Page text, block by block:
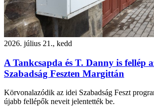
2026. július 21., kedd
A Tankcsapda és T. Danny is fellép
Szabadság Feszten Margittán
Körvonalazódik az idei Szabadság Feszt
újabb fellépők neveit jelentették be.